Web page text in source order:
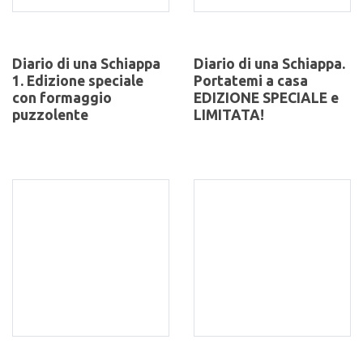
Diario di una Schiappa
1. Edizione speciale
con formaggio
puzzolente
Diario di una Schiappa.
Portatemi a casa
EDIZIONE SPECIALE e
LIMITATA!